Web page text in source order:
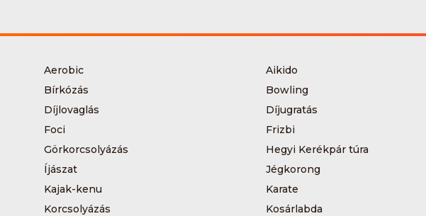
Aerobic Aikido
Bírkózás
Bowling
Díjlovaglás
Díjugratás
Foci
Frizbi
Görkorcsolyázás
Hegyi Kerékpár túra
Íjászat
Jégkorong
Kajak-kenu
Karate
Korcsolyázás
Kosárlabda